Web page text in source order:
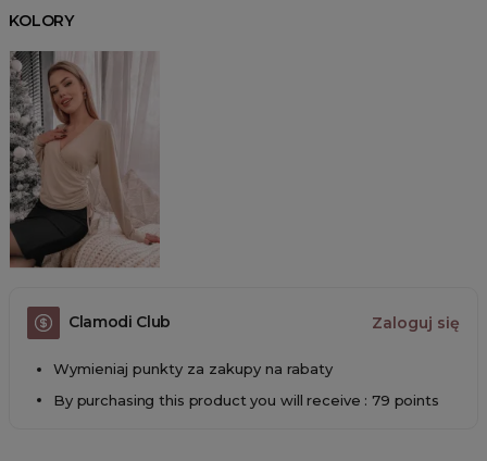
KOLORY
Clamodi Club Zaloguj się
Wymieniaj punkty za zakupy na rabaty
By purchasing this product you will receive : 79 points